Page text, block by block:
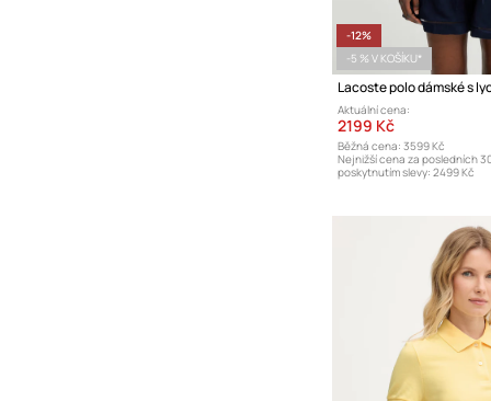
-12%
-5 % V KOŠÍKU*
Lacoste polo dámské s
Aktuální cena:
2199 Kč
Běžná cena: 3599 Kč
Nejnižší cena za posledních
poskytnutím slevy: 2499 Kč